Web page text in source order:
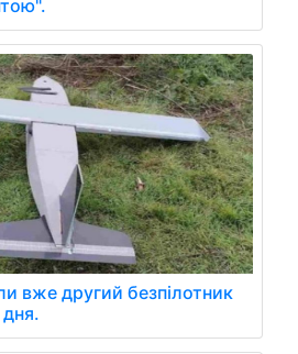
вже другий безпілотник